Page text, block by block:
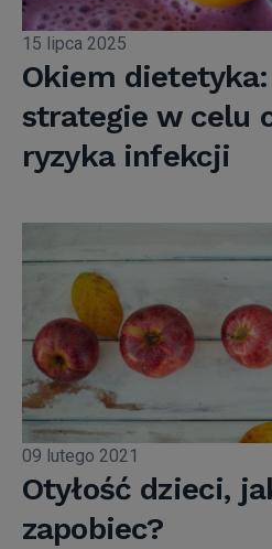
15 lipca 2025
Okiem
strategie w celu
ryzyka infekcji
09 lutego 2021
Otyłość dzieci,
zapobiec?